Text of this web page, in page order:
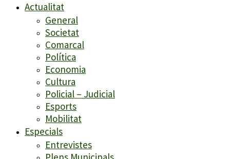
Actualitat
General
Societat
Comarcal
Política
Economia
Cultura
Policial – Judicial
Esports
Mobilitat
Especials
Entrevistes